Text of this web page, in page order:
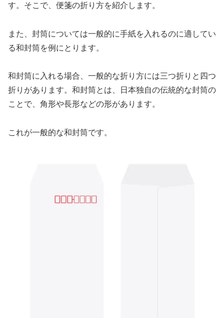
す。そこで、便箋の折り方を紹介します。
また、封筒については一般的に手紙を入れるのに適してい
る和封筒を例にとります。
和封筒に入れる場合、一般的な折り方には三つ折りと四つ
折りがあります。和封筒とは、日本独自の伝統的な封筒の
ことで、角形や長形などの形があります。
これが一般的な和封筒です。